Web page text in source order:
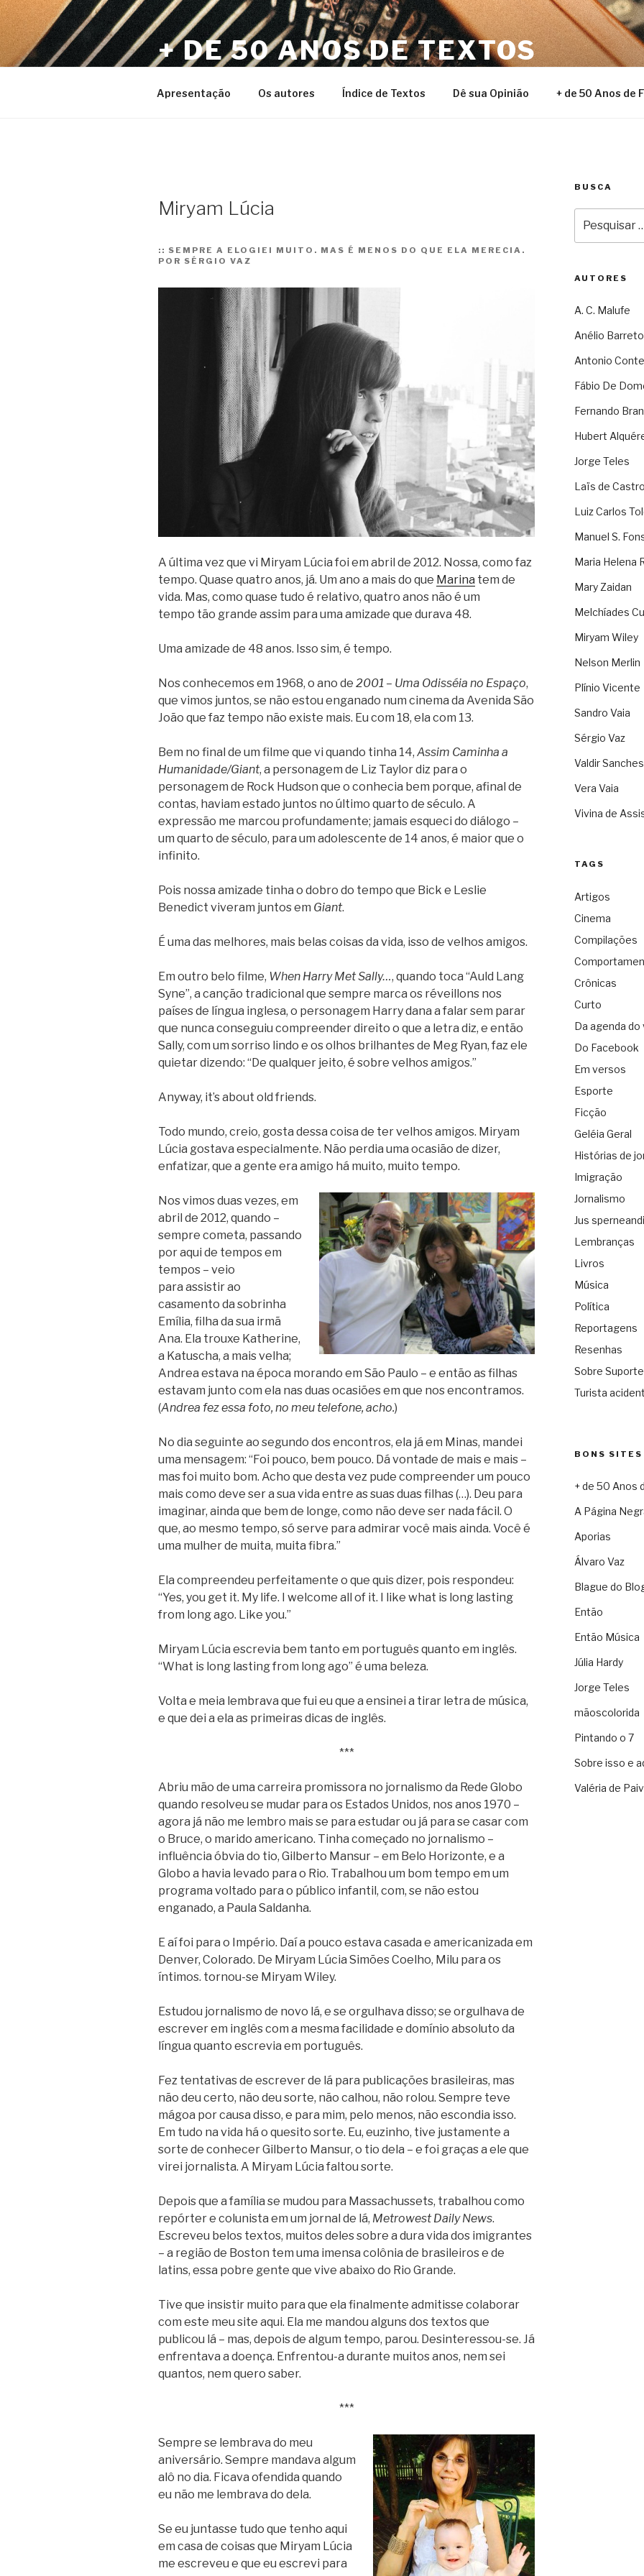
Pular
para
o
conteúdo
+ DE 50 ANOS DE TEXTOS
Apresentação Os autores Índice de Textos Dê sua Opinião + de 50 Anos de
Miryam Lúcia
:: SEMPRE A ELOGIEI MUITO. MAS É MENOS DO QUE ELA MERECIA.
POR SÉRGIO VAZ
A última vez que vi Miryam Lúcia foi em abril de 2012. Nossa, como faz
tempo. Quase quatro anos, já. Um ano a mais do que Marina tem de
vida. Mas, como quase tudo é relativo, quatro anos não é um
tempo tão grande assim para uma amizade que durava 48.
Uma amizade de 48 anos. Isso sim, é tempo.
Nos conhecemos em 1968, o ano de 2001 – Uma Odisséia no Espaço,
que vimos juntos, se não estou enganado num cinema da Avenida São
João que faz tempo não existe mais. Eu com 18, ela com 13.
Bem no final de um filme que vi quando tinha 14, Assim Caminha a
Humanidade/Giant, a personagem de Liz Taylor diz para o
personagem de Rock Hudson que o conhecia bem porque, afinal de
contas, haviam estado juntos no último quarto de século. A
expressão me marcou profundamente; jamais esqueci do diálogo –
um quarto de século, para um adolescente de 14 anos, é maior que o
infinito.
Pois nossa amizade tinha o dobro do tempo que Bick e Leslie
Benedict viveram juntos em Giant.
É uma das melhores, mais belas coisas da vida, isso de velhos amigos.
Em outro belo filme, When Harry Met Sally…, quando toca “Auld Lang
Syne”, a canção tradicional que sempre marca os réveillons nos
países de língua inglesa, o personagem Harry dana a falar sem parar
que nunca conseguiu compreender direito o que a letra diz, e então
Sally, com um sorriso lindo e os olhos brilhantes de Meg Ryan, faz ele
quietar dizendo: “De qualquer jeito, é sobre velhos amigos.”
Anyway, it’s about old friends.
Todo mundo, creio, gosta dessa coisa de ter velhos amigos. Miryam
Lúcia gostava especialmente. Não perdia uma ocasião de dizer,
enfatizar, que a gente era amigo há muito, muito tempo.
Nos vimos duas vezes, em
abril de 2012, quando –
sempre cometa, passando
por aqui de tempos em
tempos – veio
para assistir ao
casamento da sobrinha
Emília, filha da sua irmã
Ana. Ela trouxe Katherine,
a Katuscha, a mais velha;
Andrea estava na época morando em São Paulo – e então as filhas
estavam junto com ela nas duas ocasiões em que nos encontramos.
(Andrea fez essa foto, no meu telefone, acho.)
No dia seguinte ao segundo dos encontros, ela já em Minas, mandei
uma mensagem: “Foi pouco, bem pouco. Dá vontade de mais e mais –
mas foi muito bom. Acho que desta vez pude compreender um pouco
mais como deve ser a sua vida entre as suas duas filhas (…). Deu para
imaginar, ainda que bem de longe, como não deve ser nada fácil. O
que, ao mesmo tempo, só serve para admirar você mais ainda. Você é
uma mulher de muita, muita fibra.”
Ela compreendeu perfeitamente o que quis dizer, pois respondeu:
“Yes, you get it. My life. I welcome all of it. I like what is long lasting
from long ago. Like you.”
Miryam Lúcia escrevia bem tanto em português quanto em inglês.
“What is long lasting from long ago” é uma beleza.
Volta e meia lembrava que fui eu que a ensinei a tirar letra de música,
e que dei a ela as primeiras dicas de inglês.
***
Abriu mão de uma carreira promissora no jornalismo da Rede Globo
quando resolveu se mudar para os Estados Unidos, nos anos 1970 –
agora já não me lembro mais se para estudar ou já para se casar com
o Bruce, o marido americano. Tinha começado no jornalismo –
influência óbvia do tio, Gilberto Mansur – em Belo Horizonte, e a
Globo a havia levado para o Rio. Trabalhou um bom tempo em um
programa voltado para o público infantil, com, se não estou
enganado, a Paula Saldanha.
E aí foi para o Império. Daí a pouco estava casada e americanizada em
Denver, Colorado. De Miryam Lúcia Simões Coelho, Milu para os
íntimos. tornou-se Miryam Wiley.
Estudou jornalismo de novo lá, e se orgulhava disso; se orgulhava de
escrever em inglês com a mesma facilidade e domínio absoluto da
língua quanto escrevia em português.
Fez tentativas de escrever de lá para publicações brasileiras, mas
não deu certo, não deu sorte, não calhou, não rolou. Sempre teve
mágoa por causa disso, e para mim, pelo menos, não escondia isso.
Em tudo na vida há o quesito sorte. Eu, euzinho, tive justamente a
sorte de conhecer Gilberto Mansur, o tio dela – e foi graças a ele que
virei jornalista. A Miryam Lúcia faltou sorte.
Depois que a família se mudou para Massachussets, trabalhou como
repórter e colunista em um jornal de lá, Metrowest Daily News.
Escreveu belos textos, muitos deles sobre a dura vida dos imigrantes
– a região de Boston tem uma imensa colônia de brasileiros e de
latins, essa pobre gente que vive abaixo do Rio Grande.
Tive que insistir muito para que ela finalmente admitisse colaborar
com este meu site aqui. Ela me mandou alguns dos textos que
publicou lá – mas, depois de algum tempo, parou. Desinteressou-se. Já
enfrentava a doença. Enfrentou-a durante muitos anos, nem sei
quantos, nem quero saber.
***
Sempre se lembrava do meu
aniversário. Sempre mandava algum
alô no dia. Ficava ofendida quando
eu não me lembrava do dela.
Se eu juntasse tudo que tenho aqui
em casa de coisas que Miryam Lúcia
me escreveu e que eu escrevi para
BUSCA
por:
AUTORES
A. C. Malufe
Anélio Barreto
Antonio
Fábio De
Fernando
Hubert
Jorge Teles
Laïs de Castro
Luiz Carlos
Manuel S.
Maria Helena
Mary Zaidan
Melchíades
Miryam Wiley
Nelson Merlin
Plínio Vicente
Sandro Vaia
Sérgio Vaz
Valdir Sanches
Vera Vaia
Vivina de
TAGS
Artigos
Cinema
Compilações
Crônicas
Curto
Da agenda do
Do Facebook
Em versos
Esporte
Ficção
Geléia Geral
Histórias de
Imigração
Jornalismo
Jus sperneandi
Lembranças
Livros
Música
Política
Reportagens
Resenhas
Sobre
Turista
BONS SITES
+ de 50 Anos
A Página
Aporias
Álvaro Vaz
Blague do
Então
Então Música
Júlia Hardy
Jorge Teles
mãoscolorida
Pintando o 7
Sobre isso e
Valéria de